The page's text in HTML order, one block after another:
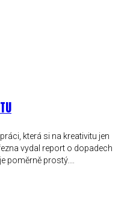
která si na kreativitu jen
vydal report o dopadech
poměrně prostý.…